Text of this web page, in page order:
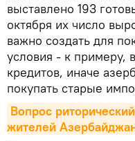
выставлено 193
октября их число
важно создать для
условия - к примеру,
кредитов, иначе
покупать старые
Вопрос
жителей